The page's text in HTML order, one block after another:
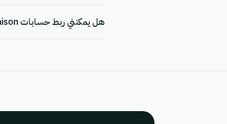
هل يمكنني ربط حسابات Quick Livraison متعددة بـ eGrow؟